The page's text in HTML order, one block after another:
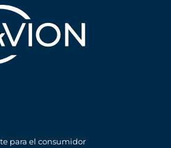
para el consumidor